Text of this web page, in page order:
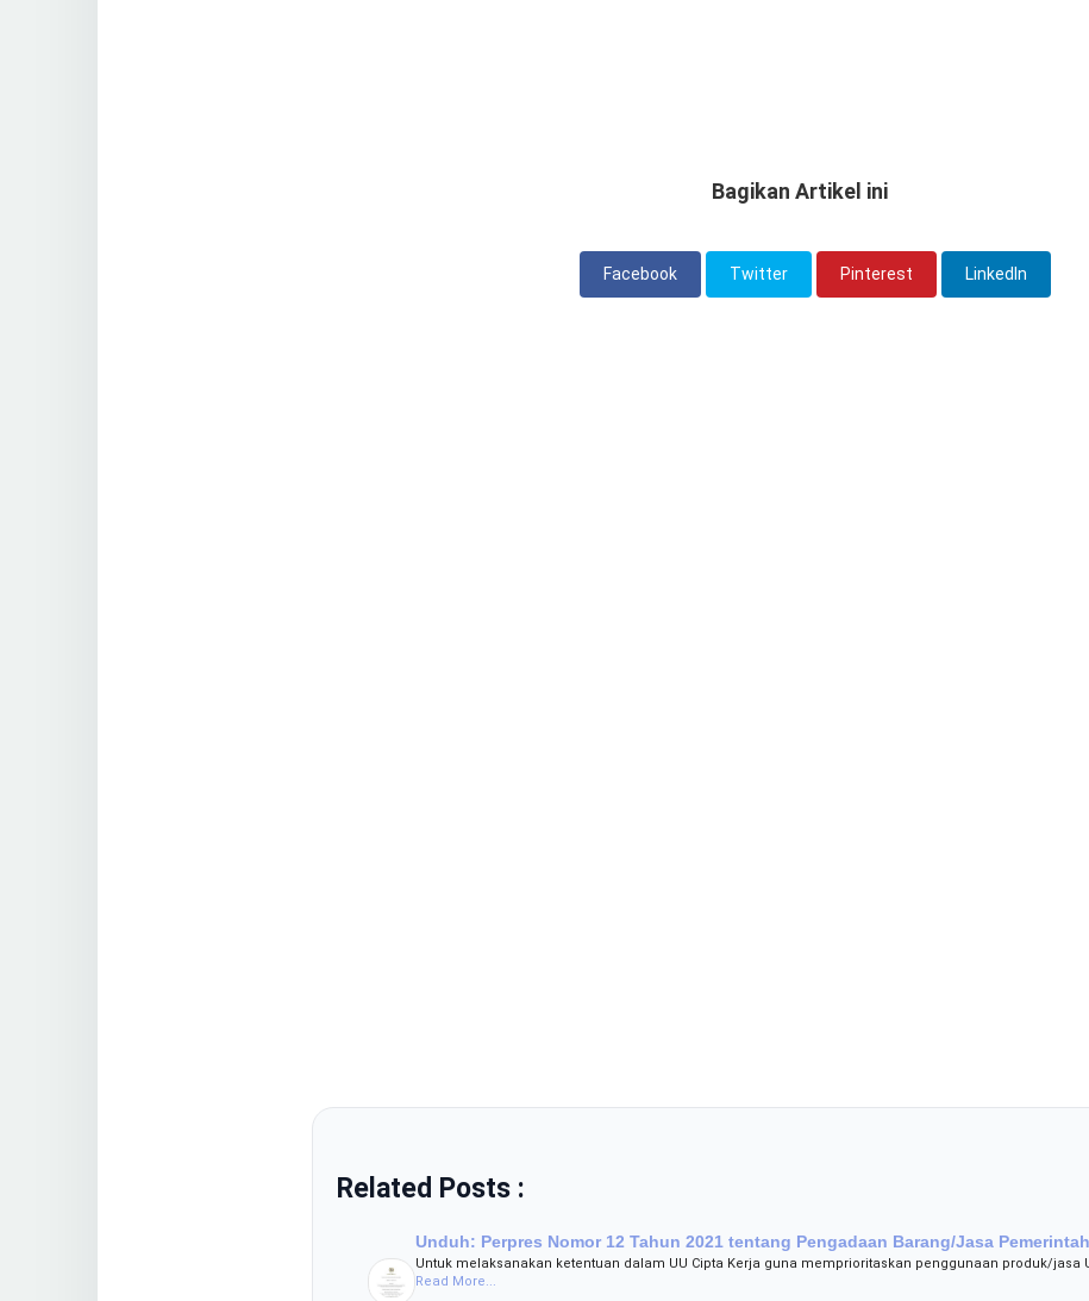
Bagikan Artikel ini
Facebook Twitter Pinterest LinkedIn
Related Posts :
Unduh: Perpres Nomor 12 Tahun 2021 tentang Pengadaan Barang/Jasa Pemerintah
Untuk melaksanakan ketentuan dalam UU Cipta Kerja guna memprioritaskan penggunaan produk/jasa
Read More...